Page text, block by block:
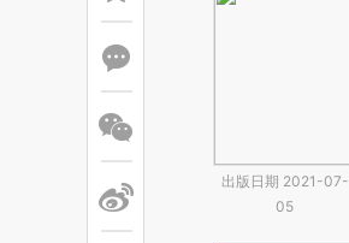
出版日期 2021-07-
05